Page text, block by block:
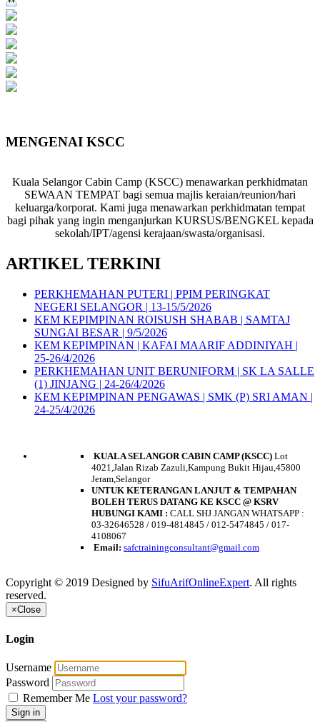
MENGENAI KSCC
Kuala Selangor Cabin Camp (KSCC) menawarkan perkhidmatan
SEWAAN TEMPAT bagi semua majlis keraian/reunion/hari
keluarga/korporat. Kami juga menawarkan perkhidmatan tempat
bagi pihak yang ingin menganjurkan KURSUS/BENGKEL kepada
sekolah/IPT/agensi kerajaan/swasta/organisasi.
ARTIKEL TERKINI
PERKHEMAHAN PUTERI | PPIM PERINGKAT
NEGERI SELANGOR | 13-15/5/2026
KEM KEPIMPINAN ROISUSH SHABAB | SAMTAJ
SUNGAI BESAR | 9/5/2026
KEM KEPIMPINAN | KAFAI MAARIF ADDINIYAH |
25-26/4/2026
PERKHEMAHAN UNIT BERUNIFORM | SK LA SALLE
(1) JINJANG | 24-26/4/2026
KEM KEPIMPINAN PENGAWAS | SMK (P) SRI AMAN |
24-25/4/2026
KUALA SELANGOR CABIN CAMP (KSCC) Lot
4021,Jalan Rizab Zazuli,Kampung Bukit Hijau,45800
Jeram,Selangor
UNTUK KETERANGAN LANJUT & TEMPAHAN
BOLEH TERUS DATANG KE KSCC @ KSRV
HUBUNGI KAMI : CALL SHJ JANGAN WHATSAPP :
03-32646528 / 019-4814845 / 012-5474845 / 017-
4108067
Email: safctrainingconsultant@gmail.com
Copyright © 2019 Designed by SifuArifOnlineExpert. All rights
reserved.
×Close
Login
Username
Password
Remember Me Lost your password?
Sign in